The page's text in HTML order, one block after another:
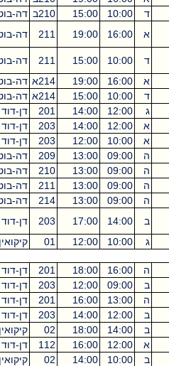
10:00
15:00 210ב דה-בוטון
5
16:00
19:00
211 דה-בוטון
3
10:00
15:00
211 דה-בוטון
5
16:00
19:00 214א דה-בוטון
3
10:00
15:00 214א דה-בוטון
5
12:00
14:00
201 דן-דוד
2
12:00
14:00
203 דן-דוד
2
10:00
12:00
203 דן-דוד
2
09:00
13:00
209 דה-בוטון
4
09:00
13:00
210 דה-בוטון
4
09:00
13:00
211 דה-בוטון
4
09:00
13:00
214 דה-בוטון
4
14:00
17:00
203 דן-דוד
3
10:00
12:00
01 קיקואין 2
16:00
18:00
201 דן-דוד
2
09:00
12:00
203 דן-דוד
3
13:00
16:00
201 דן-דוד
3
12:00
14:00
203 דן-דוד
2
14:00
18:00
02 קיקואין
4
12:00
16:00
112 דן-דוד
4
10:00
14:00
02 קיקואין
4